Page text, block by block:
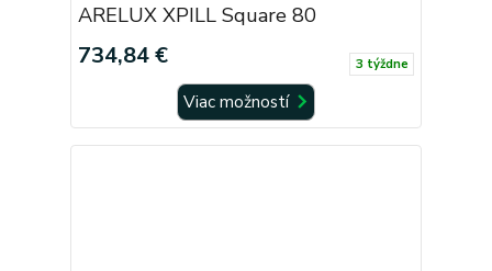
ARELUX XPILL Square 80
734,84 € 3 týždne
Viac možností